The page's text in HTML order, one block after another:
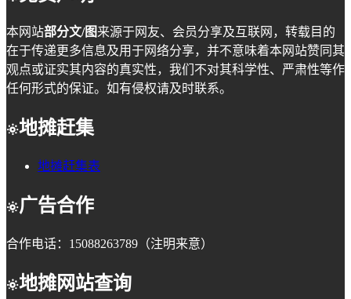
本网站部分文/图来源于网友、会员分享及互联网，转载目的
在于传递更多信息及用于网络分享，并不意味着本网站赞同其
观点或证实其内容的真实性，我们不对其科学性、严肃性等作
任何形式的保证。如有侵权请及时联系。
地摊赶集
地摊赶集表
广告合作
合作电话：15088263789（注明来意）
地摊网站查询